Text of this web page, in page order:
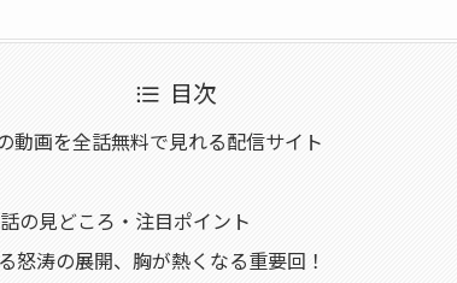
目次
動画を全話無料で見れる配信サイト
の見どころ・注目ポイント
怒涛の展開、胸が熱くなる重要回！